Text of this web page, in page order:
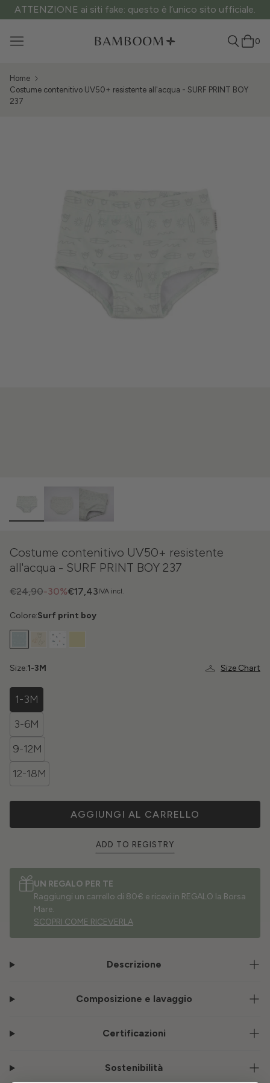
ATTENZIONE ai siti fake: questo è l’unico sito ufficiale.
0
Home
Costume contenitivo UV50+ resistente all'acqua - SURF PRINT BOY
237
Costume contenitivo UV50+ resistente
all'acqua - SURF PRINT BOY 237
IVA incl.
-30%
€24,90 €17,43
Colore:Surf print boy
Size Chart
Size:1-3M
1-3M
3-6M
9-12M
12-18M
AGGIUNGI AL CARRELLO
ADD TO REGISTRY
UN REGALO PER TE
Raggiungi un carrello di 80€ e ricevi in REGALO la Borsa
Mare.
SCOPRI COME RICEVERLA
Descrizione
Composizione e lavaggio
Certificazioni
Sostenibilità